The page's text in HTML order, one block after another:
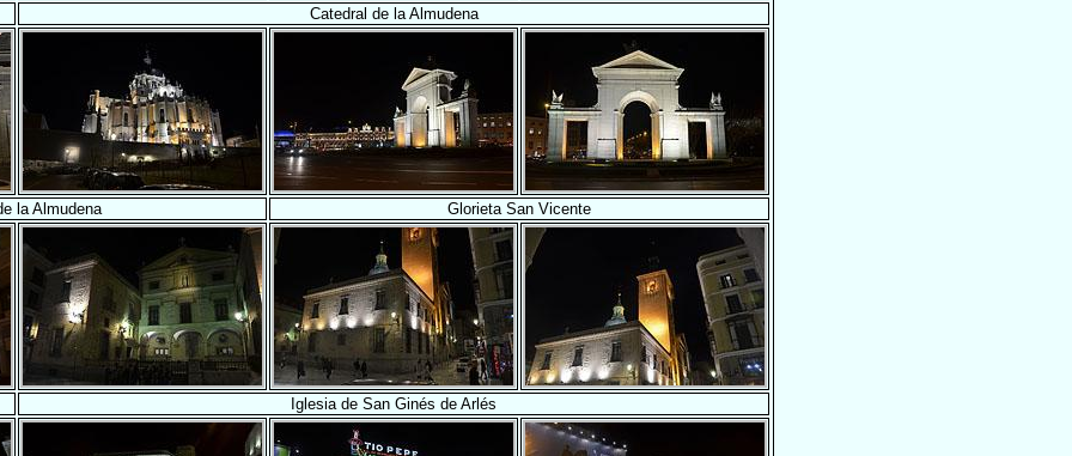
Catedral de la Almudena
la Almudena Glorieta San Vicente
Iglesia de San Ginés de Arlés